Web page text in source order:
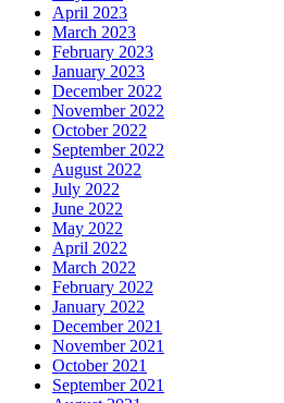
April 2023
March 2023
February 2023
January 2023
December 2022
November 2022
October 2022
September 2022
August 2022
July 2022
June 2022
May 2022
April 2022
March 2022
February 2022
January 2022
December 2021
November 2021
October 2021
September 2021